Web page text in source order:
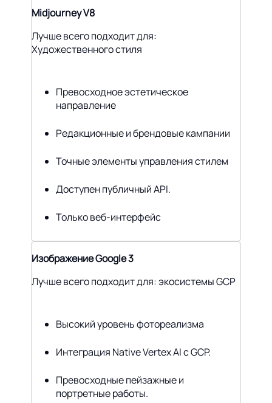
Midjourney V8
Лучше всего подходит для:
Художественного стиля
Превосходное эстетическое
направление
Редакционные и брендовые кампании
Точные элементы управления стилем
Доступен публичный API.
Только веб-интерфейс
Изображение Google 3
Лучше всего подходит для: экосистемы GCP
Высокий уровень фотореализма
Интеграция Native Vertex AI с GCP.
Превосходные пейзажные и
портретные работы.